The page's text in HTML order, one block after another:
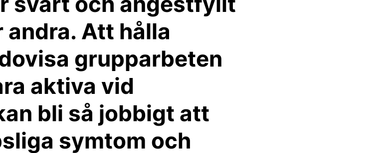
Att hålla
grupparbeten
aktiva vid
bli så jobbigt att
symtom och